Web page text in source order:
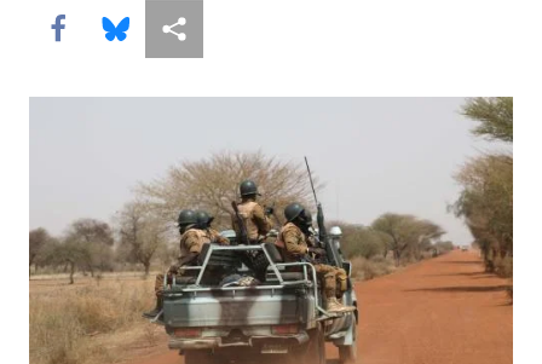
Share this via Facebook
Share this via Bluesky
Share this via Partagez